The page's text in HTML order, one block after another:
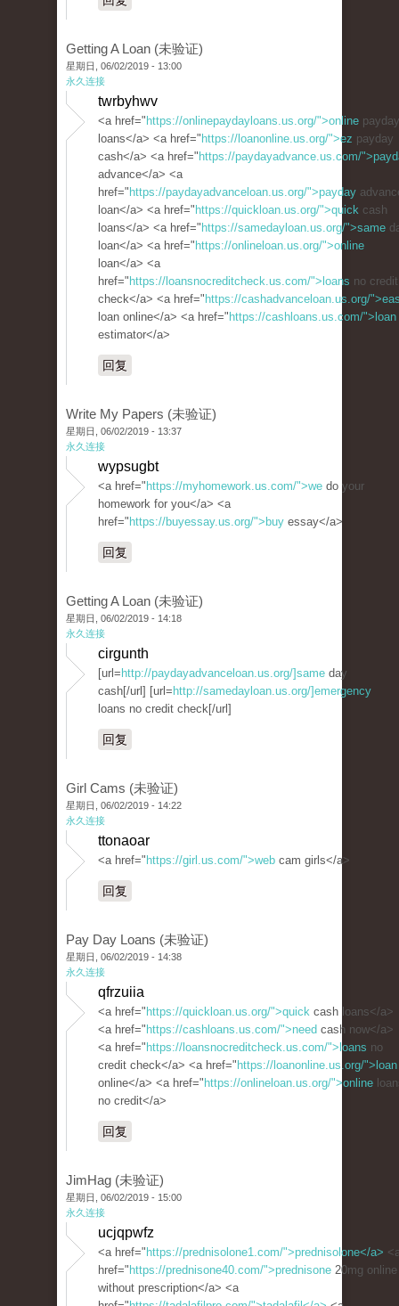
Getting A Loan (未验证)
星期日, 06/02/2019 - 13:00
永久连接
twrbyhwv
<a href=" https://onlinepaydayloans.us.org/">online payday
loans</a> <a href=" https://loanonline.us.org/">ez payday
cash</a> <a href=" https://paydayadvance.us.com/
advance</a> <a
href=" https://paydayadvanceloan.us.org/">payday
loan</a> <a href=" https://quickloan.us.org/">quick cash
loans</a> <a href=" https://samedayloan.us.org/">same
loan</a> <a href=" https://onlineloan.us.org/">online
loan</a> <a
href=" https://loansnocreditcheck.us.com/">loans no credit
check</a> <a href=" https://cashadvanceloan.us.org/
loan online</a> <a href=" https://cashloans.us.com/">loan
estimator</a>
回复
Write My Papers (未验证)
星期日, 06/02/2019 - 13:37
永久连接
wypsugbt
<a href=" https://myhomework.us.com/">we do your
homework for you</a> <a
href=" https://buyessay.us.org/">buy essay</a>
回复
Getting A Loan (未验证)
星期日, 06/02/2019 - 14:18
永久连接
cirgunth
[url= http://paydayadvanceloan.us.org/]same day
cash[/url] [url= http://samedayloan.us.org/]emergency
loans no credit check[/url]
回复
Girl Cams (未验证)
星期日, 06/02/2019 - 14:22
永久连接
ttonaoar
<a href=" https://girl.us.com/">web cam girls</a>
回复
Pay Day Loans (未验证)
星期日, 06/02/2019 - 14:38
永久连接
qfrzuiia
<a href=" https://quickloan.us.org/">quick cash loans</a>
<a href=" https://cashloans.us.com/">need cash now</a>
<a href=" https://loansnocreditcheck.us.com/">loans no
credit check</a> <a href=" https://loanonline.us.org/">loan
online</a> <a href=" https://onlineloan.us.org/">online
no credit</a>
回复
JimHag (未验证)
星期日, 06/02/2019 - 15:00
永久连接
ucjqpwfz
<a href=" https://prednisolone1.com/">prednisolone</a>
href=" https://prednisone40.com/">prednisone 20mg online
without prescription</a> <a